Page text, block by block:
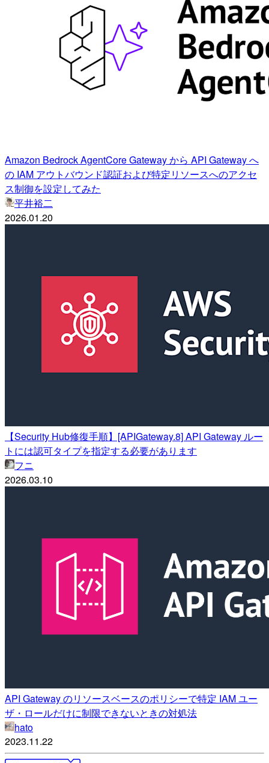
Amazon Bedrock AgentCore Gateway から API Gateway へ
の IAM アウトバウンド認証および特定リソースへのアクセ
ス制御を設定してみた
平井裕二
2026.01.20
【Security Hub修復手順】[APIGateway.8] API Gateway ルー
トには認可タイプを指定する必要があります
フニ
2026.03.10
API Gateway のリソースベースのポリシーで特定 IAM ユー
ザ・ロールだけに制限できないときの対処法
hato
2023.11.22